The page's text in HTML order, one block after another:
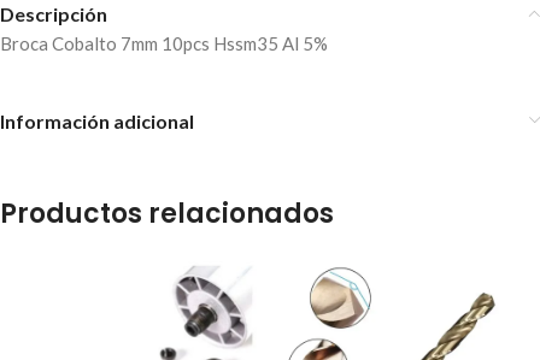
Descripción
Broca Cobalto 7mm 10pcs Hssm35 Al 5%
Información adicional
Productos relacionados